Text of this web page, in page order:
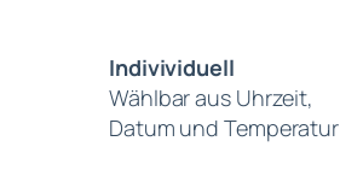
Indivividuell
Wählbar aus Uhrzeit,
Datum und Temperatur